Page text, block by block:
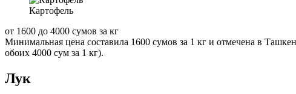
Картофель
от 1600 до 4000 сумов за кг
Минимальная цена составила 1600 сумов за 1 кг и отмечена в
обоих 4000 сум за 1 кг).
Лук